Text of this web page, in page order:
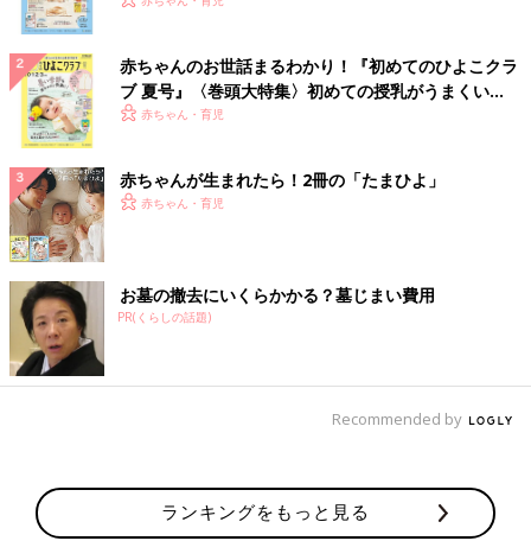
赤ちゃんのお世話まるわかり！『初めてのひよこクラ
ブ 夏号』〈巻頭大特集〉初めての授乳がうまくい
く！ おっぱい・ミルクの基本と夏のトラブル 解決テ
赤ちゃん・育児
赤ちゃんが生まれたら！2冊の「たまひよ」
赤ちゃん・育児
お墓の撤去にいくらかかる？墓じまい費用
PR(くらしの話題)
Recommended by
ランキングをもっと見る